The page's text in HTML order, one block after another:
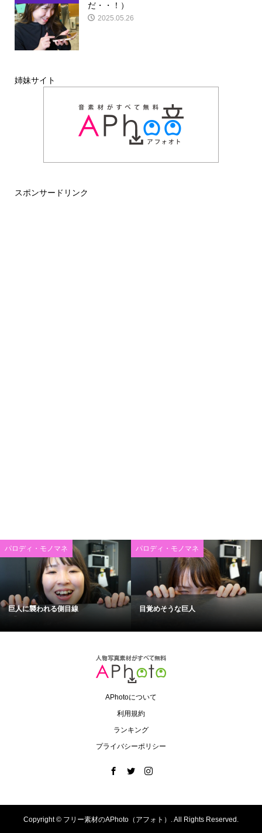
だ・・！）
2025.05.26
姉妹サイト
スポンサードリンク
パロディ・モノマネ
巨人に襲われる側目線
パロディ・モノマネ
目覚めそうな巨人
APhotoについて
利用規約
ランキング
プライバシーポリシー
Copyright © フリー素材のAPhoto（アフォト）. All Rights Reserved.